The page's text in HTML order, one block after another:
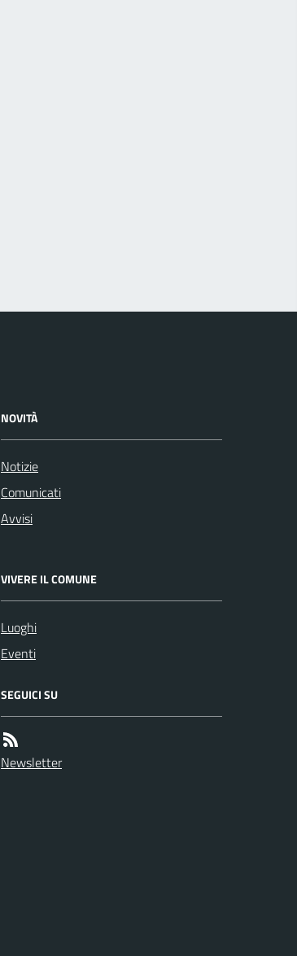
NOVITÀ
Notizie
Comunicati
Avvisi
VIVERE IL COMUNE
Luoghi
Eventi
SEGUICI SU
Newsletter